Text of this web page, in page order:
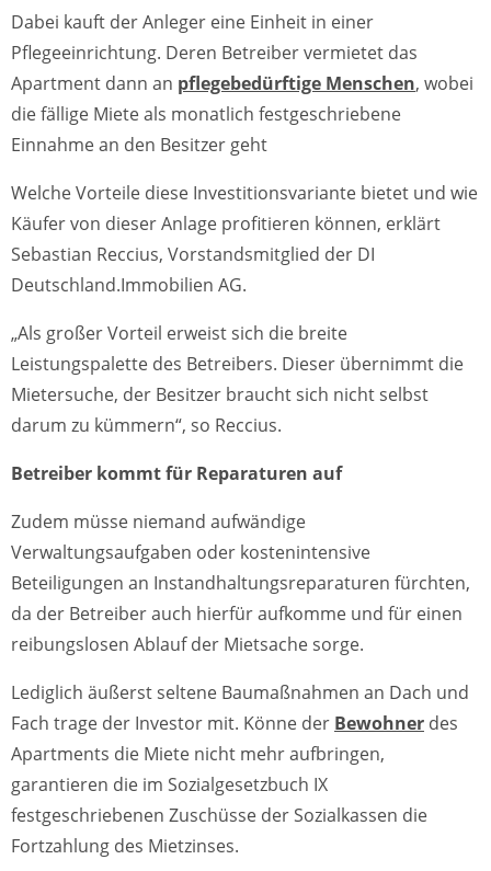
Dabei kauft der Anleger eine Einheit in einer
Pflegeeinrichtung. Deren Betreiber vermietet das
Apartment dann an pflegebedürftige Menschen, wobei
die fällige Miete als monatlich festgeschriebene
Einnahme an den Besitzer geht
Welche Vorteile diese Investitionsvariante bietet und wie
Käufer von dieser Anlage profitieren können, erklärt
Sebastian Reccius, Vorstandsmitglied der DI
Deutschland.Immobilien AG.
„Als großer Vorteil erweist sich die breite
Leistungspalette des Betreibers. Dieser übernimmt die
Mietersuche, der Besitzer braucht sich nicht selbst
darum zu kümmern“, so Reccius.
Betreiber kommt für Reparaturen auf
Zudem müsse niemand aufwändige
Verwaltungsaufgaben oder kostenintensive
Beteiligungen an Instandhaltungsreparaturen fürchten,
da der Betreiber auch hierfür aufkomme und für einen
reibungslosen Ablauf der Mietsache sorge.
Lediglich äußerst seltene Baumaßnahmen an Dach und
Fach trage der Investor mit. Könne der Bewohner des
Apartments die Miete nicht mehr aufbringen,
garantieren die im Sozialgesetzbuch IX
festgeschriebenen Zuschüsse der Sozialkassen die
Fortzahlung des Mietzinses.